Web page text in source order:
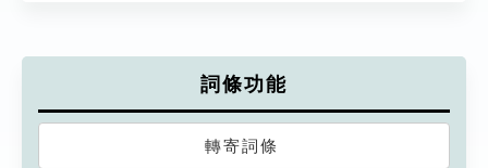
詞條功能
轉寄詞條